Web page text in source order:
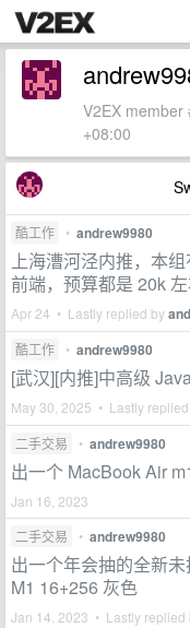
V2EX
+08:00
酷工作 • andrew9980
上海漕河泾内推，本
前端，预算都是 20k
Apr 24 • Lastly replied by
酷工作 • andrew9980
[武汉][内推]中高级
May 30, 2025 • Lastly
二手交易 • andrew9980
出一个 MacBook Air
Jan 16, 2023
二手交易
• andrew9980
出一个年会抽的全新
M1 16+256 灰色
Jan 14, 2023 • Lastly replied